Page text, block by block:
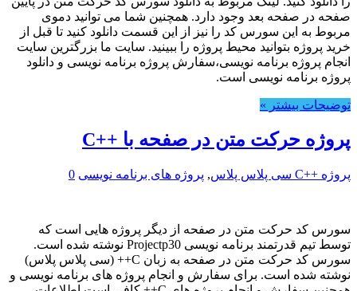
صفحه در صفحه بعد وجود دارد. همچنین شما می توانید دموی
مربوط به این سورس کد را نیز از این قسمت دانلود کنید تا قبل از
خرید پروژه بتوانید محیط پروژه را ببینید. سایت ما بزرگترین سایت
انجام پروژه برنامه نویسی،سفارش پروژه برنامه نویسی و دانلود
پروژه برنامه نویسی است.
توضیحات بیشتر »
پروژه حرکت متن در صفحه با ++C
پروژه ++C سی پلاس پلاس , پروژه های برنامه نویسی 0
سورس کد حرکت متن در صفحه از دیگر پروژه هایی است که
توسط تیم قدرتمند برنامه نویسی Projectp30 نوشته شده است.
سورس کد حرکت متن در صفحه به زبان C++ (سی پلاس پلاس)
نوشته شده است. برای سفارش و انجام پروژه های برنامه نویسی و